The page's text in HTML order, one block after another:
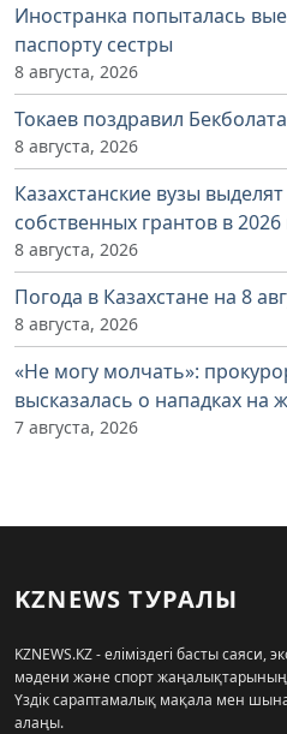
Иностранка попыталась
паспорту сестры
8 августа, 2026
Токаев поздравил
8 августа, 2026
Казахстанские вузы
собственных грантов в 2026
8 августа, 2026
Погода в Казахстане на 8
8 августа, 2026
«Не могу молчать»:
высказалась о нападках на
7 августа, 2026
KZNEWS ТУРАЛЫ
KZNEWS.KZ - еліміздегі басты саяси,
мәдени және спорт жаңалықтарының
Үздік сараптамалық мақала мен
алаңы.